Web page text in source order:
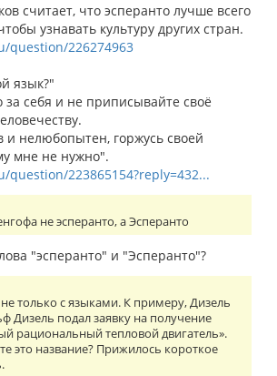
считает, что эсперанто лучше всего
узнавать культуру других стран.
question/226274963
язык?"
за себя и не приписывайте своё
и нелюбопытен, горжусь своей
мне не нужно".
223865154?reply=432...
не эсперанто, а Эсперанто
"эсперанто" и "Эсперанто"?
не только с языками. К примеру, Дизель
Дизель подал заявку на получение
рациональный тепловой двигатель».
это название? Прижилось короткое